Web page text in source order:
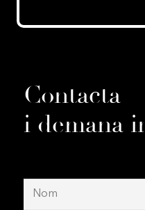
Contacta
i demana